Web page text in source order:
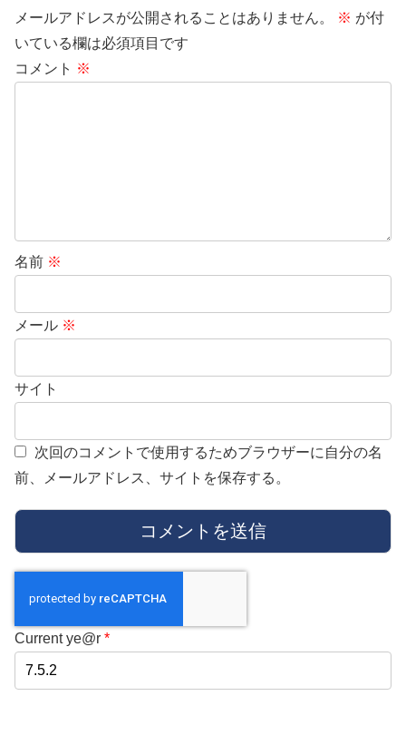
メールアドレスが公開されることはありません。 ※ が付
いている欄は必須項目です
コメント ※
名前 ※
メール ※
サイト
次回のコメントで使用するためブラウザーに自分の名
前、メールアドレス、サイトを保存する。
Current ye@r *